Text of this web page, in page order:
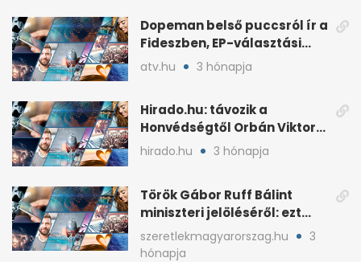
Dopeman belső puccsról ír a
Fideszben, EP-választási
árral
atv.hu 3 hónapja
Hirado.hu: távozik a
Honvédségtől Orbán Viktor
fia, Orbán Gáspár
hirado.hu 3 hónapja
Török Gábor Ruff Bálint
miniszteri jelöléséről: ezt
írta a posztjában
szeretlekmagyarorszag.hu
3
hónapja